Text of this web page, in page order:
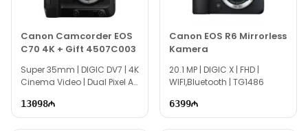
Canon Camcorder EOS
C70 4K + Gift 4507C003
Super 35mm | DIGIC DV7 | 4K
Cinema Video | Dual Pixel AF
13098
Canon EOS R6 Mirrorless
Kamera
20.1 MP | DIGIC X | FHD |
WIFI,Bluetooth | TG1486
6399